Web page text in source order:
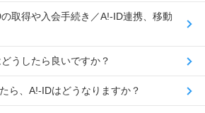
取得や入会手続き／A!-ID連携、移動
うしたら良いですか？
ら、A!-IDはどうなりますか？